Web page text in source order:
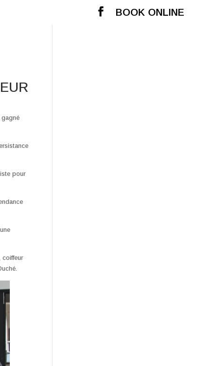
BOOK ONLINE
gagné
pour
coiffeur